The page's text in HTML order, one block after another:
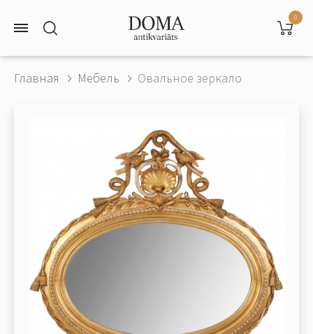
0
Главная Мебель Овальное зеркало